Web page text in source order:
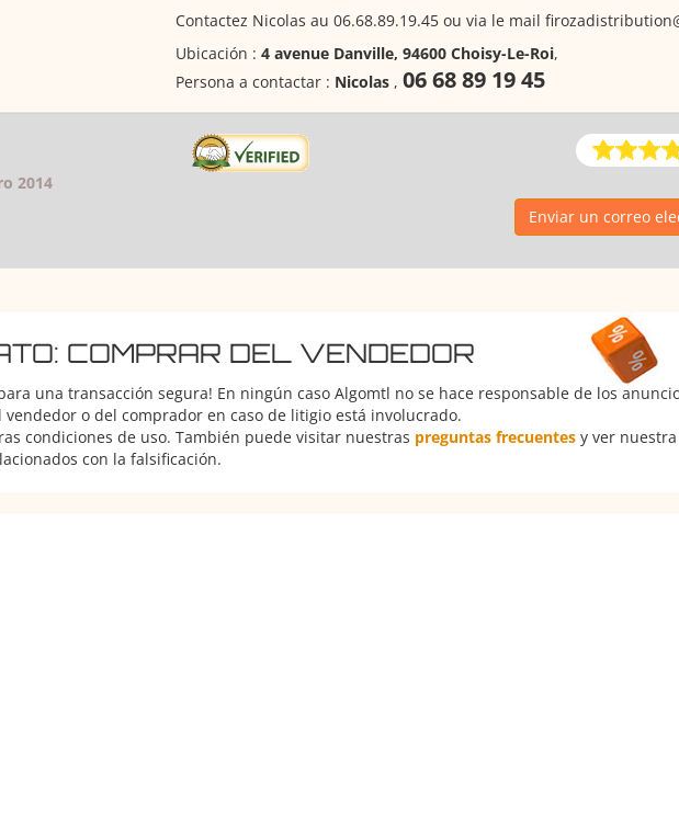
Contactez Nicolas au 06.68.89.19.45 ou via le mail
Ubicación : 4 avenue Danville, 94600 Choisy-Le-Roi,
Persona a contactar : Nicolas , 06 68 89 19 45
2014
Enviar un correo
COMPRAR DEL VENDEDOR
una transacción segura! En ningún caso Algomtl no se hace responsable de los
o del comprador en caso de litigio está involucrado.
condiciones de uso. También puede visitar nuestras preguntas frecuentes y ver
con la falsificación.